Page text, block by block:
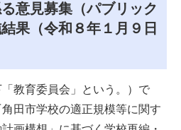
る意見募集（パブリック
果（令和８年１月９日
教育委員会」という。）で
田市学校の適正規模等に関す